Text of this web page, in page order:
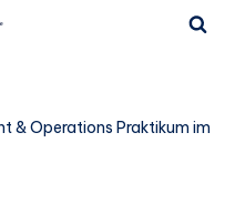
& Operations Praktikum im